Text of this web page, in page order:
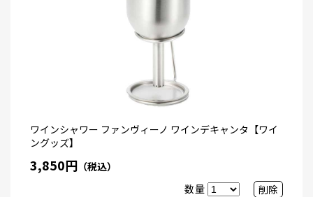
ワインシャワー ファンヴィーノ ワインデキャンタ【ワイ
ングッズ】
3,850円 （税込）
数量
削除